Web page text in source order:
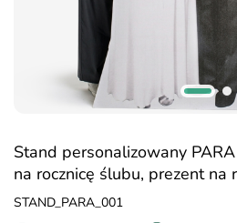
Stand personalizowany
na rocznicę ślubu, prezent na
STAND_PARA_001